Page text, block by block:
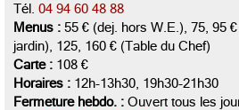
Tél. 04 94 60 48 88
Menus : 55 € (dej. hors W.E.), 75, 95
jardin), 125, 160 € (Table du Chef)
Carte : 108 €
Horaires : 12h-13h30, 19h30-21h30
Fermeture hebdo. : Ouvert tous les